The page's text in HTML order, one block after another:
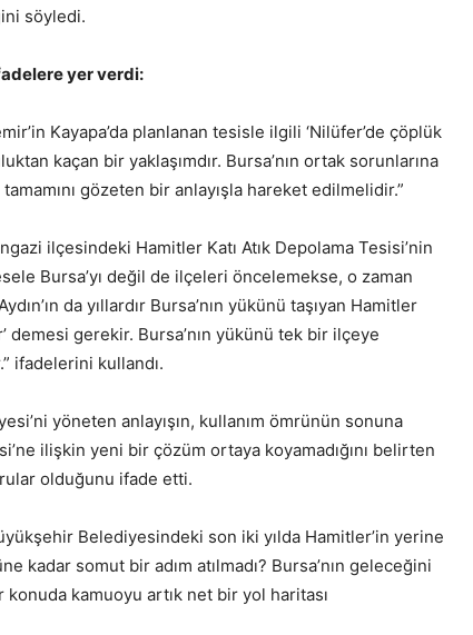
söyledi.
yer verdi:
Kayapa’da planlanan tesisle ilgili ‘Nilüfer’de çöplük
kaçan bir yaklaşımdır. Bursa’nın ortak sorunlarına
gözeten bir anlayışla hareket edilmelidir.”
ilçesindeki Hamitler Katı Atık Depolama Tesisi’nin
Bursa’yı değil de ilçeleri öncelemekse, o zaman
da yıllardır Bursa’nın yükünü taşıyan Hamitler
demesi gerekir. Bursa’nın yükünü tek bir ilçeye
ifadelerini kullandı.
yöneten anlayışın, kullanım ömrünün sonuna
ilişkin yeni bir çözüm ortaya koyamadığını belirten
olduğunu ifade etti.
Belediyesindeki son iki yılda Hamitler’in yerine
kadar somut bir adım atılmadı? Bursa’nın geleceğini
kamuoyu artık net bir yol haritası